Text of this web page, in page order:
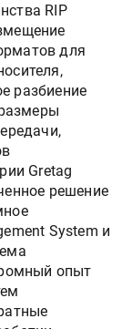
RIP
для
разбиение
Gretag
решение
System и
опыт